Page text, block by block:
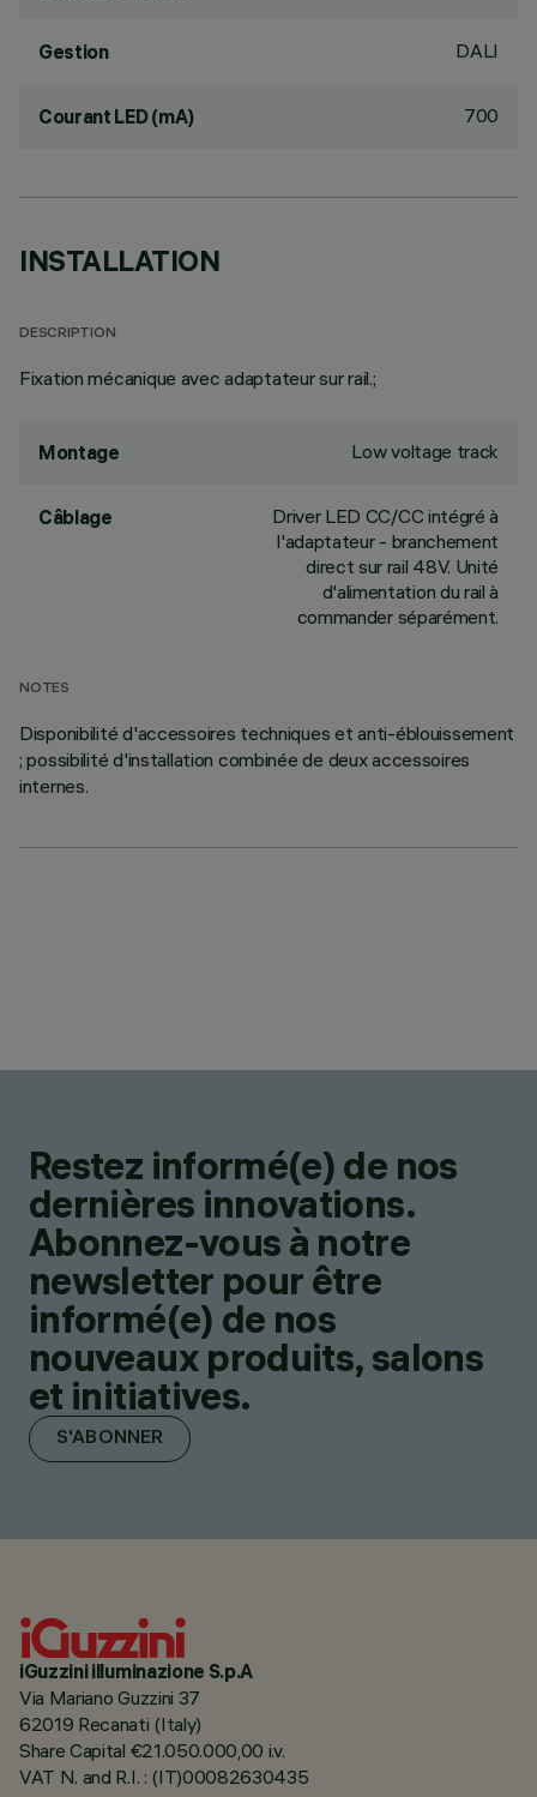
Gestion DALI
Courant LED (mA) 700
INSTALLATION
DESCRIPTION
Fixation mécanique avec adaptateur sur rail.;
Montage Low voltage track
Câblage
Driver LED CC/CC intégré à
l'adaptateur - branchement
direct sur rail 48V. Unité
d'alimentation du rail à
commander séparément.
NOTES
Disponibilité d'accessoires techniques et anti-éblouissement
; possibilité d'installation combinée de deux accessoires
internes.
Restez informé(e) de nos
dernières innovations.
Abonnez-vous à notre
newsletter pour être
informé(e) de nos
nouveaux produits, salons
et initiatives.
S'ABONNER
iGuzzini illuminazione S.p.A
Via Mariano Guzzini 37
62019 Recanati (Italy)
Share Capital €21.050.000,00 i.v.
VAT N. and R.I. : (IT)00082630435